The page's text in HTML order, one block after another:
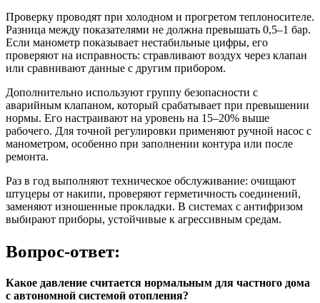
Проверку проводят при холодном и прогретом теплоносителе.
Разница между показателями не должна превышать 0,5–1 бар.
Если манометр показывает нестабильные цифры, его
проверяют на исправность: стравливают воздух через клапан
или сравнивают данные с другим прибором.
Дополнительно используют группу безопасности с
аварийным клапаном, который срабатывает при превышении
нормы. Его настраивают на уровень на 15–20% выше
рабочего. Для точной регулировки применяют ручной насос с
манометром, особенно при заполнении контура или после
ремонта.
Раз в год выполняют техническое обслуживание: очищают
штуцеры от накипи, проверяют герметичность соединений,
заменяют изношенные прокладки. В системах с антифризом
выбирают приборы, устойчивые к агрессивным средам.
Вопрос-ответ:
Какое давление считается нормальным для частного дома
с автономной системой отопления?